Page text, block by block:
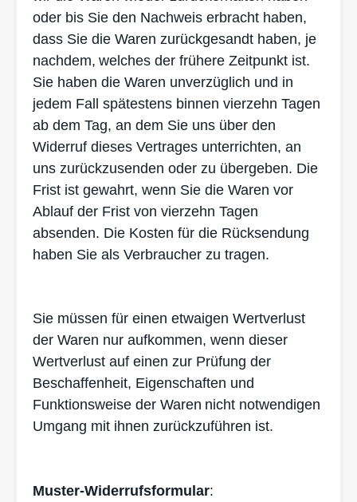
oder bis Sie den Nachweis erbracht haben,
dass Sie die Waren zurückgesandt haben, je
nachdem, welches der frühere Zeitpunkt ist.
Sie haben die Waren unverzüglich und in
jedem Fall spätestens binnen vierzehn Tagen
ab dem Tag, an dem Sie uns über den
Widerruf dieses Vertrages unterrichten, an
uns zurückzusenden oder zu übergeben. Die
Frist ist gewahrt, wenn Sie die Waren vor
Ablauf der Frist von vierzehn Tagen
absenden. Die Kosten für die Rücksendung
haben Sie als Verbraucher zu tragen.
Sie müssen für einen etwaigen Wertverlust
der Waren nur aufkommen, wenn dieser
Wertverlust auf einen zur Prüfung der
Beschaffenheit, Eigenschaften und
Funktionsweise der Waren nicht notwendigen
Umgang mit ihnen zurückzuführen ist.
Muster-Widerrufsformular: